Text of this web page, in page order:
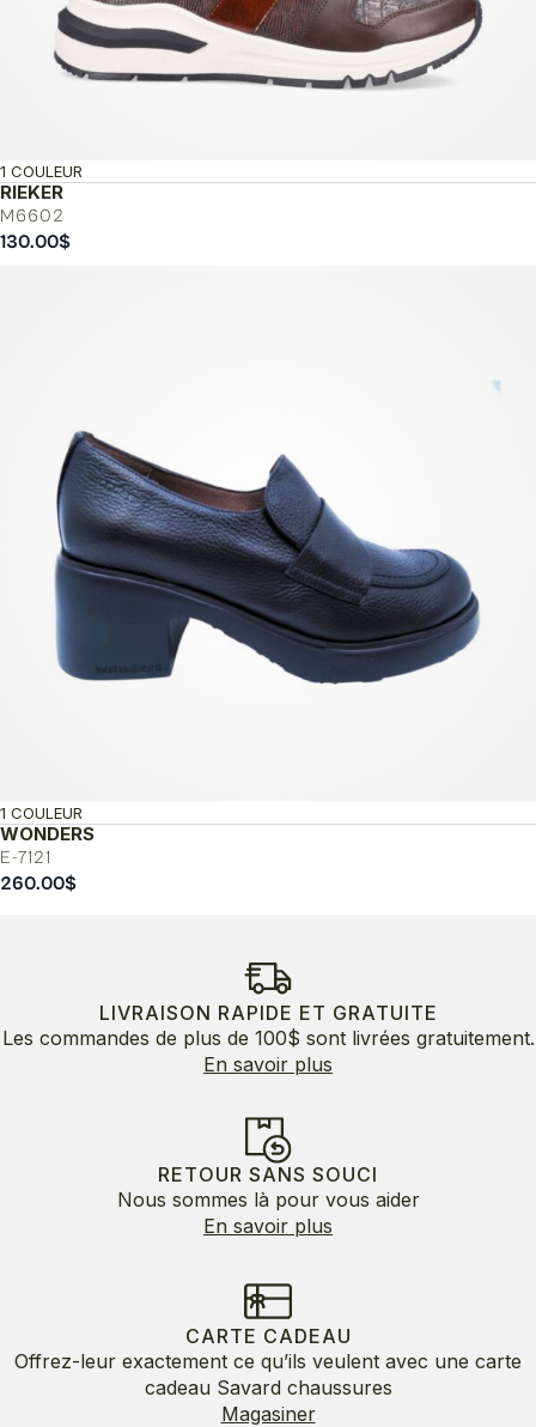
RIEKER
M6602
1 COULEUR
130.00$
WONDERS
E-7121
1 COULEUR
260.00$
LIVRAISON RAPIDE ET GRATUITE
Les commandes de plus de 100$ sont livrées gratuitement.
En savoir plus
RETOUR SANS SOUCI
Nous sommes là pour vous aider
En savoir plus
CARTE CADEAU
Offrez-leur exactement ce qu’ils veulent avec une carte
cadeau Savard chaussures
Magasiner